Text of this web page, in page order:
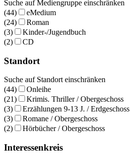
Suche auf Mediengruppe einschränken
(44)
eMedium
(24)
Roman
(3)
Kinder-/Jugendbuch
(2)
CD
Standort
Suche auf Standort einschränken
(44)
Onleihe
(21)
Krimis. Thriller / Obergeschoss
(3)
Erzählungen 9-13 J. / Erdgeschoss
(3)
Romane / Obergeschoss
(2)
Hörbücher / Obergeschoss
Interessenkreis